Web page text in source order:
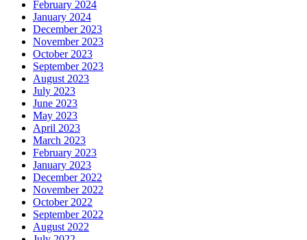
February 2024
January 2024
December 2023
November 2023
October 2023
September 2023
August 2023
July 2023
June 2023
May 2023
April 2023
March 2023
February 2023
January 2023
December 2022
November 2022
October 2022
September 2022
August 2022